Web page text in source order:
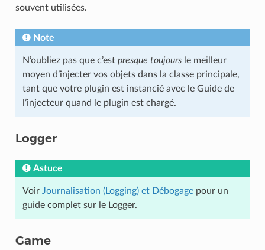
souvent utilisées.
Note
N’oubliez pas que c’est presque toujoursle meilleur
moyen d’injecter vos objets dans la classe principale,
tant que votre plugin est instancié avec le Guide de
l’injecteur quand le plugin est chargé.
Logger
Astuce
Voir Journalisation (Logging) et Débogagepour un
guide complet sur le Logger.
Game